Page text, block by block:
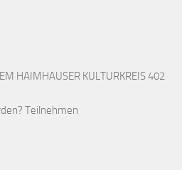
HAIMHAUSER KULTURKREIS 402
Teilnehmen